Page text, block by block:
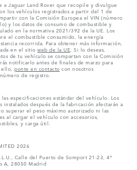
a Jaguar Land Rover que recopile y divulgue
los vehículos registrados a partir del 1 de
con la Comisión Europea el VIN (número
y los datos de consumo de combustible y
en la normativa 2021/392 de la UE. Los
el combustible consumido, la energía
recorrida. Para obtener más información,
en el sitio web de la UE . Si lo deseas,
de tu vehículo se compartan con la Comisión
notificarlo antes de finales de marzo para
ponte en contacto con nosotros
de registro.
especificaciones estándar del vehículo. Los
instalados después de la fabricación afectarán a
superar el peso máximo autorizado ni las
al cargar el vehículo con accesorios,
y carga útil.
2026
Calle del Puerto de Somport 21-23, 4ª
A, 28050 Madrid